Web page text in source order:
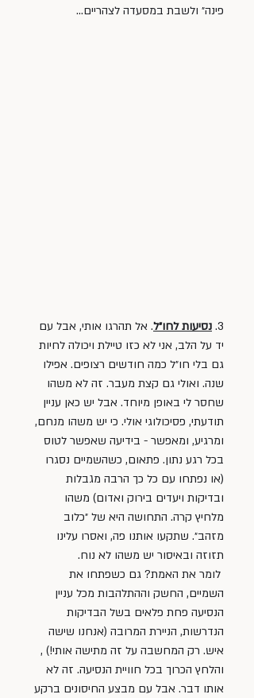
פינה״ ולשבת במסעדה לצהריים...
3. נסיעות לחו״ל. אל תהרגו אותי, אבל עם
יד על הלב, אני לא כזו טיילת ויכולה לחיות
גם בלי חו״ל כמה חודשים רצופים. אפילו
שנה. ואולי גם קצת מעבר. זה לא משהו
שחסר לי באופן מיוחד. אבל יש כאן עניין
תודעתי, פסיכולוגי אולי. כי יש משהו מנחם,
ומרגיע, ומאפשר - בידיעה שאפשר לטוס
בכל רגע נתון. פתאום, כשהשמיים נסגרו
(או נפתחו עם כל כך הרבה מגבלות
ובדיקות ויעדים בירוק ואדום) משהו
מלחיץ קרה. התחושה היא של ״כלוב
מזהב״. שתקעו אותנו פה, ואסרו עלינו
תזוזה ובאיסור יש משהו לא נוח.
לומר את האמת? גם כשפתחו את
השמיים, החשק וההתלהבות מכל עניין
הנסיעה פחת פלאים בשל הבדיקות
הנדרשות, הניירת המרובה (אנחנו שישה
איש. רק המחשבה על זה מתישה אותי!) ,
והלחץ הכרוך בכל חוויית הנסיעה. זה לא
אותו דבר. אבל עם מבצע החיסונים ברקע